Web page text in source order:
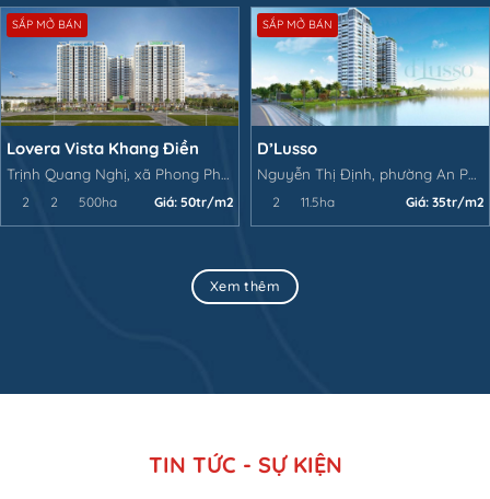
SẮP MỞ BÁN
Lovera Vista Khang Điền
Trịnh Quang Nghị, xã Phong Phú, huyện Bình Chán
2 2 500ha Giá: 50tr/m2
SẮP MỞ BÁN
D’Lusso
Nguyễn Thị Định, phường An Phú, Quận 2, TP.HCM
2 11.5ha Giá: 35tr/m2
Xem thêm
TIN TỨC - SỰ KIỆN